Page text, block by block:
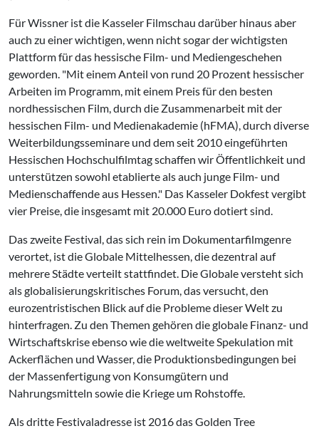
Für Wissner ist die Kasseler Filmschau darüber hinaus aber
auch zu einer wichtigen, wenn nicht sogar der wichtigsten
Plattform für das hessische Film- und Mediengeschehen
geworden. "Mit einem Anteil von rund 20 Prozent hessischer
Arbeiten im Programm, mit einem Preis für den besten
nordhessischen Film, durch die Zusammenarbeit mit der
hessischen Film- und Medienakademie (hFMA), durch diverse
Weiterbildungsseminare und dem seit 2010 eingeführten
Hessischen Hochschulfilmtag schaffen wir Öffentlichkeit und
unterstützen sowohl etablierte als auch junge Film- und
Medienschaffende aus Hessen." Das Kasseler Dokfest vergibt
vier Preise, die insgesamt mit 20.000 Euro dotiert sind.
Das zweite Festival, das sich rein im Dokumentarfilmgenre
verortet, ist die Globale Mittelhessen, die dezentral auf
mehrere Städte verteilt stattfindet. Die Globale versteht sich
als globalisierungskritisches Forum, das versucht, den
eurozentristischen Blick auf die Probleme dieser Welt zu
hinterfragen. Zu den Themen gehören die globale Finanz- und
Wirtschaftskrise ebenso wie die weltweite Spekulation mit
Ackerflächen und Wasser, die Produktionsbedingungen bei
der Massenfertigung von Konsumgütern und
Nahrungsmitteln sowie die Kriege um Rohstoffe.
Als dritte Festivaladresse ist 2016 das Golden Tree